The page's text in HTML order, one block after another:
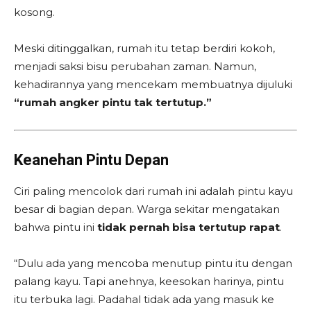
kosong.
Meski ditinggalkan, rumah itu tetap berdiri kokoh,
menjadi saksi bisu perubahan zaman. Namun,
kehadirannya yang mencekam membuatnya dijuluki
“rumah angker pintu tak tertutup.”
Keanehan Pintu Depan
Ciri paling mencolok dari rumah ini adalah pintu kayu
besar di bagian depan. Warga sekitar mengatakan
bahwa pintu ini tidak pernah bisa tertutup rapat.
“Dulu ada yang mencoba menutup pintu itu dengan
palang kayu. Tapi anehnya, keesokan harinya, pintu
itu terbuka lagi. Padahal tidak ada yang masuk ke